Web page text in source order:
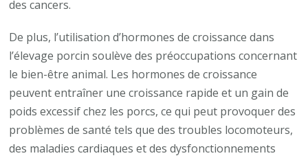
des cancers.
De plus, l’utilisation d’hormones de croissance dans
l’élevage porcin soulève des préoccupations concernant
le bien-être animal. Les hormones de croissance
peuvent entraîner une croissance rapide et un gain de
poids excessif chez les porcs, ce qui peut provoquer des
problèmes de santé tels que des troubles locomoteurs,
des maladies cardiaques et des dysfonctionnements